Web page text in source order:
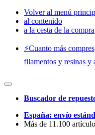
Volver al menú
al contenido
a la cesta de la compra
⚡️Cuanto más
filamentos y resinas y
Buscador de
España: envío
Más de 11.100